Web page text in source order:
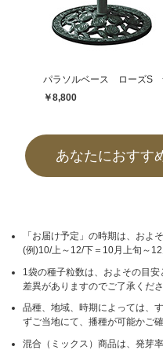
パラソルベース ローズS
￥8,800
あなたにおすす
「お届け予定」の時期は、およ
(例)10/上～12/下＝10月上旬～
1袋の種子粒数は、およその目
差異がありますのでご了承くださ
品種、地域、時期によっては、
ずご当地にて、播種が可能かご
混合（ミックス）商品は、発芽